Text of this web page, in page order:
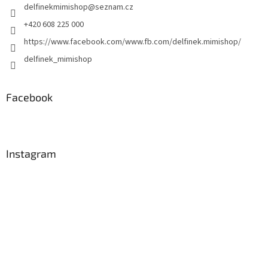
delfinekmimishop@seznam.cz
+420 608 225 000
https://www.facebook.com/www.fb.com/delfinek.mimishop/
delfinek_mimishop
Facebook
Instagram